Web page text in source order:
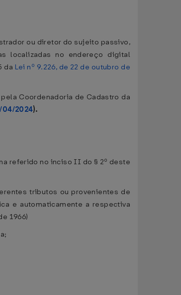
ou diretor do sujeito passivo,
localizadas no endereço digital
da Lei nº 9.226, de 22 de outubro de
Coordenadoria de Cadastro da
04/2024).
referido no inciso II do § 2º deste
tributos ou provenientes de
e automaticamente a respectiva
1966)